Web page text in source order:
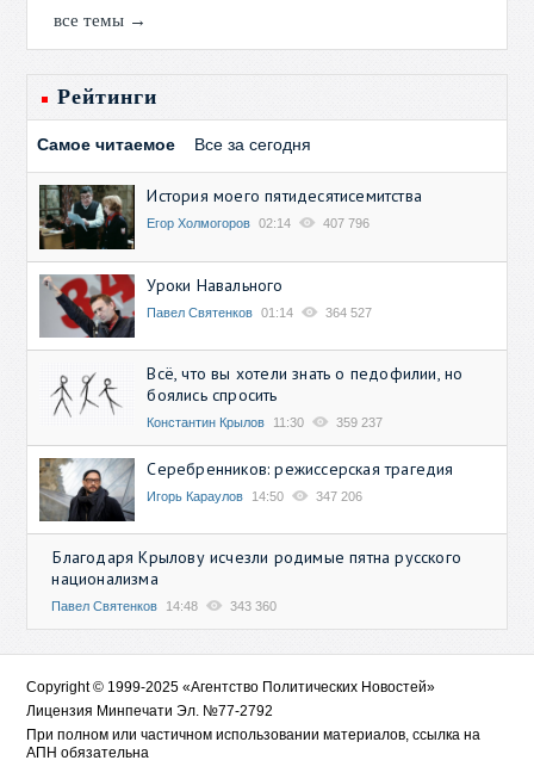
все темы →
Рейтинги
Самое читаемое Все за сегодня
История моего пятидесятисемитства
Егор Холмогоров 02:14 407 796
Уроки Навального
Павел Святенков 01:14 364 527
Всё, что вы хотели знать о педофилии, но
боялись спросить
Константин Крылов 11:30 359 237
Серебренников: режиссерская трагедия
Игорь Караулов 14:50 347 206
Благодаря Крылову исчезли родимые пятна русского
национализма
Павел Святенков 14:48 343 360
Copyright © 1999-2025 «Агентство Политических Новостей»
Лицензия Минпечати Эл. №77-2792
При полном или частичном использовании материалов, ссылка на
АПН обязательна